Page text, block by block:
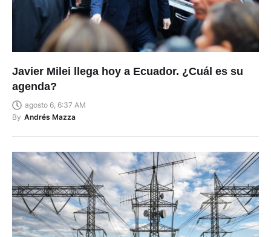
Javier Milei llega hoy a Ecuador. ¿Cuál es su
agenda?
agosto 6, 6:37 AM
By Andrés Mazza